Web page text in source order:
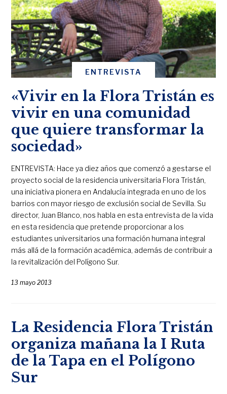
ENTREVISTA
«Vivir en la Flora Tristán es
vivir en una comunidad
que quiere transformar la
sociedad»
ENTREVISTA: Hace ya diez años que comenzó a gestarse el
proyecto social de la residencia universitaria Flora Tristán,
una iniciativa pionera en Andalucía integrada en uno de los
barrios con mayor riesgo de exclusión social de Sevilla. Su
director, Juan Blanco, nos habla en esta entrevista de la vida
en esta residencia que pretende proporcionar a los
estudiantes universitarios una formación humana integral
más allá de la formación académica, además de contribuir a
la revitalización del Polígono Sur.
13 mayo 2013
La Residencia Flora Tristán
organiza mañana la I Ruta
de la Tapa en el Polígono
Sur